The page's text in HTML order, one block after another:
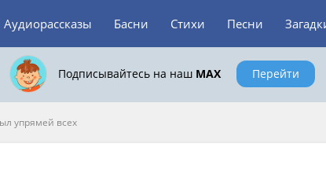
Аудиорассказы Басни Стихи Песни
Подписывайтесь на наш MAX Перейти
упрямей всех